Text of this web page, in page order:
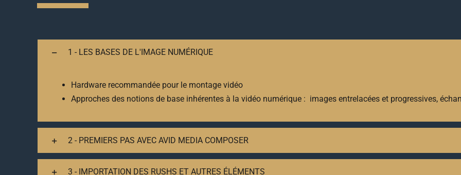
1 - LES BASES DE L'IMAGE NUMÉRIQUE
Hardware recommandée pour le montage vidéo
Approches des notions de base inhérentes à la vidéo numérique : images entrelacées et progressives,
2 - PREMIERS PAS AVEC AVID MEDIA COMPOSER
3 - IMPORTATION DES RUSHS ET AUTRES ÉLÉMENTS